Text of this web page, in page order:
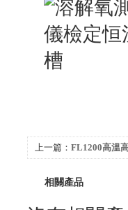
上一篇： FL1200高溫
相關產品